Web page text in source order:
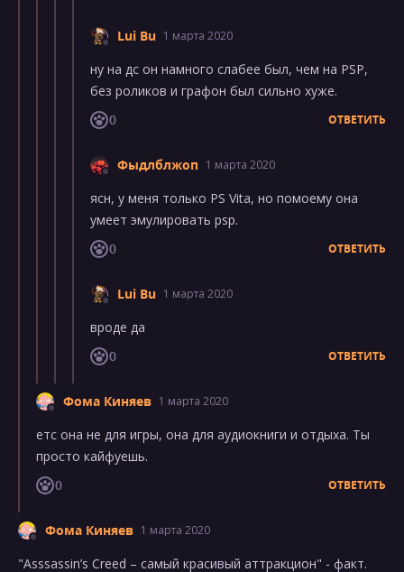
Lui Bu 1 марта 2020
ну на дс он намного слабее был, чем на PSP,
без роликов и графон был сильно хуже.
0
ОТВЕТИТЬ
Фыдлблжоп 1 марта 2020
ясн, у меня только PS Vita, но помоему она
умеет эмулировать psp.
0
ОТВЕТИТЬ
Lui Bu 1 марта 2020
вроде да
0
ОТВЕТИТЬ
Фома Киняев 1 марта 2020
етс она не для игры, она для аудиокниги и отдыха. Ты
просто кайфуешь.
0
ОТВЕТИТЬ
Фома Киняев 1 марта 2020
"Asssassin’s Creed – самый красивый аттракцион" - факт.